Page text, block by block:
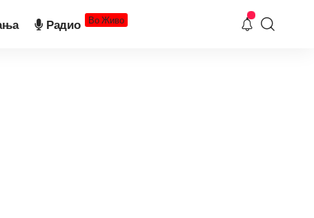
Радио Во Живо